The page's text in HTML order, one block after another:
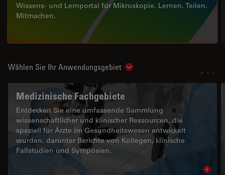
Wissens- und Lernportal für Mikroskopie. Lernen. Teilen.
Mitmachen.
Wählen Sie Ihr Anwendungsgebiet Show subnavigation
Medizinische Fachgebiete
Entdecken Sie eine umfassende Sammlung
wissenschaftlicher und klinischer Ressourcen, die
speziell für Ärzte im Gesundheitswesen entwickelt
wurden, darunter Berichte von Kollegen, klinische
Fallstudien und Symposien.